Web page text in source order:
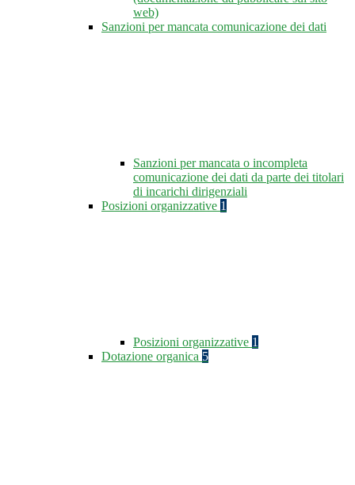
web)
Sanzioni per mancata comunicazione dei dati
Sanzioni per mancata o incompleta
comunicazione dei dati da parte dei titolari
di incarichi dirigenziali
Posizioni organizzative 1
Posizioni organizzative 1
Dotazione organica 5